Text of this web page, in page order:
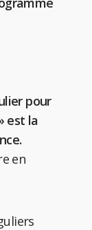
pour
est la
en